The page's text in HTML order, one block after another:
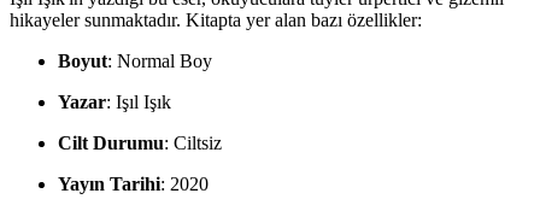
hikayeler sunmaktadır. Kitapta yer alan bazı özellikler:
Boyut: Normal Boy
Yazar: Işıl Işık
Cilt Durumu: Ciltsiz
Yayın Tarihi: 2020